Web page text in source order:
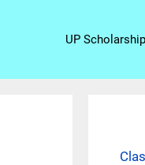
UP